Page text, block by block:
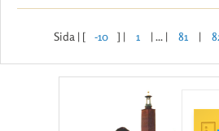
Sida | [ -10 ] | 1 | ... | 81 |